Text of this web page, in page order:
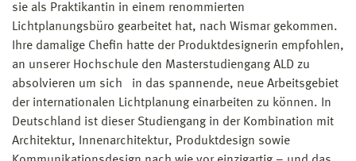
sie als Praktikantin in einem renommierten
Lichtplanungsbüro gearbeitet hat, nach Wismar gekommen.
Ihre damalige Chefin hatte der Produktdesignerin empfohlen,
an unserer Hochschule den Masterstudiengang ALD zu
absolvieren um sich in das spannende, neue Arbeitsgebiet
der internationalen Lichtplanung einarbeiten zu können. In
Deutschland ist dieser Studiengang in der Kombination mit
Architektur, Innenarchitektur, Produktdesign sowie